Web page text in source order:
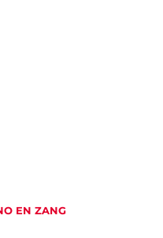
EN ZANG